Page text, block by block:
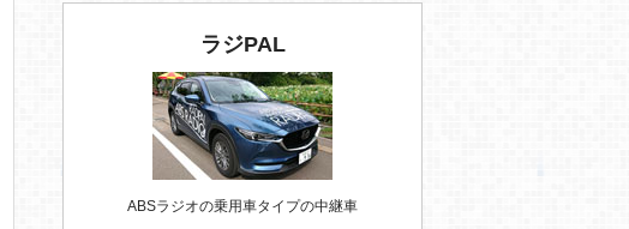
ラジPAL
ABSラジオの乗用車タイプの中継車